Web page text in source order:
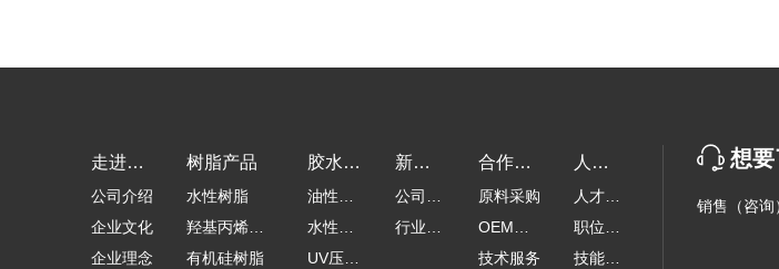
走进卡
孚乐
公司介绍
企业文化
企业理念
树脂产品
水性树脂
羟基丙烯酸
树脂
有机硅树脂
胶水产
品
油性压
敏胶
水性压
敏胶
UV压敏
新闻
动态
公司新
闻
行业新
合作与
支持
原料采购
OEM代
工
技术服务
人才
招聘
人才理
念
职位招
聘
技能培
想要
销售（咨询